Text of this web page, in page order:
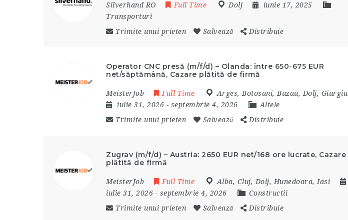
Silverhand RO Full Time Dolj
iunie 17, 2025
Transporturi
Trimite unui prieten
Salvează Distribuie
Operator CNC presă (m/f/d) – Olanda: între 650-675 EUR
net/săptămână, Cazare plătită de firmă
MeisterJob Full Time Arges, Botosani, Buzau, Dolj, Giurgiu
iulie 31, 2026 - septembrie 4, 2026
Altele
Trimite unui prieten
Salvează Distribuie
Zugrav (m/f/d) – Austria: 2650 EUR net/168 ore lucrate, Cazare
plătită de firmă
MeisterJob Full Time Alba, Cluj, Dolj, Hunedoara, Iasi
iulie 31, 2026 - septembrie 4, 2026
Constructii
Trimite unui prieten
Salvează Distribuie